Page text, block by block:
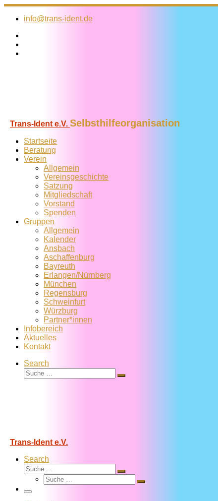
Zum
Inhalt
info@trans-ident.de
Trans-Ident e.V. Selbsthilfeorganisation
Startseite
Beratung
Verein
Allgemein
Vereins­geschichte
Satzung
Mitglied­schaft
Vorstand
Spenden
Gruppen
Allgemein
Kalender
Ansbach
Aschaffenburg
Bayreuth
Erlangen/Nürnberg
München
Regensburg
Schweinfurt
Würzburg
Partner*innen
Infobereich
Aktuelles
Kontakt
Search
Suche
Suche
Trans-Ident e.V.
Search
Suche
Suche
Suche
Suche
Menü